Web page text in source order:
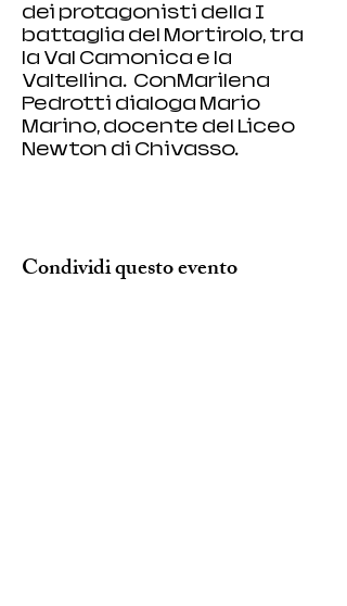
dei protagonisti della I
battaglia del Mortirolo, tra
la Val Camonica e la
Valtellina.  ConMarilena
Pedrotti dialoga Mario
Marino, docente del Liceo
Newton di Chivasso.
Condividi questo evento